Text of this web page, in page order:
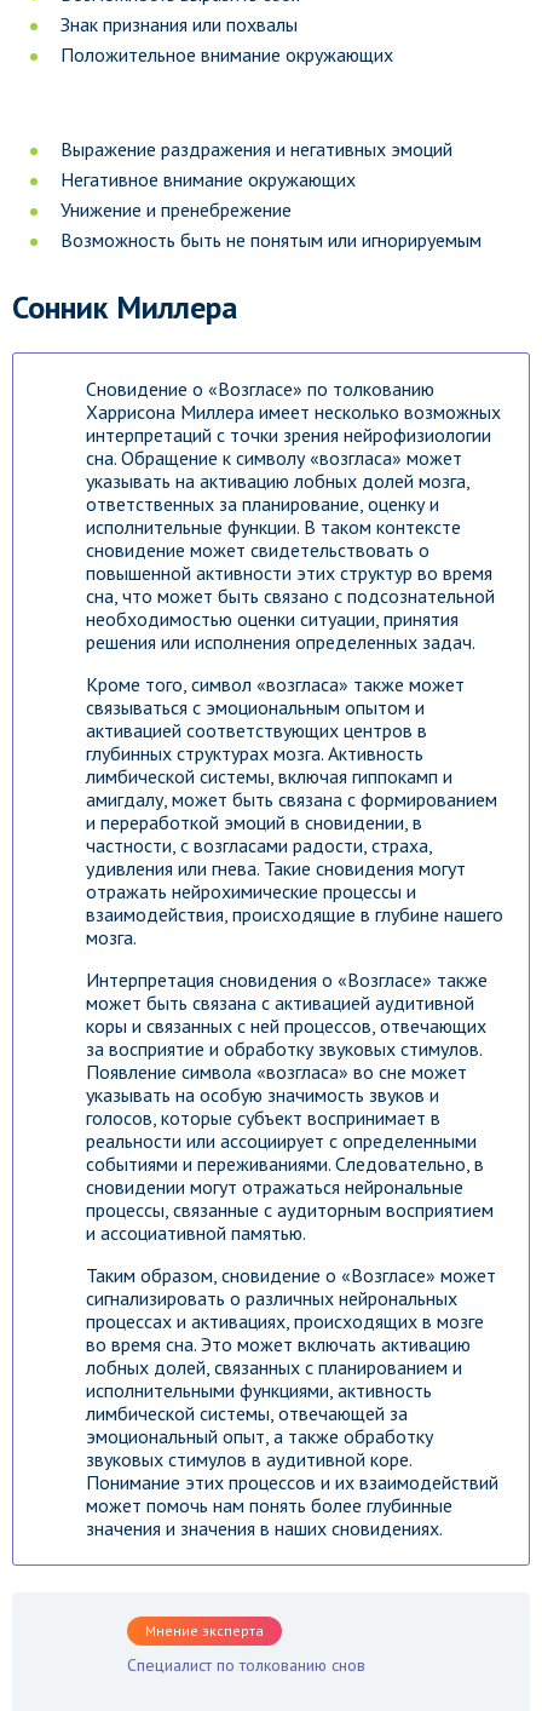
Знак признания или похвалы
Положительное внимание окружающих
Выражение раздражения и негативных эмоций
Негативное внимание окружающих
Унижение и пренебрежение
Возможность быть не понятым или игнорируемым
Сонник Миллера
Сновидение о «Возгласе» по толкованию
Харрисона Миллера имеет несколько возможных
интерпретаций с точки зрения нейрофизиологии
сна. Обращение к символу «возгласа» может
указывать на активацию лобных долей мозга,
ответственных за планирование, оценку и
исполнительные функции. В таком контексте
сновидение может свидетельствовать о
повышенной активности этих структур во время
сна, что может быть связано с подсознательной
необходимостью оценки ситуации, принятия
решения или исполнения определенных задач.
Кроме того, символ «возгласа» также может
связываться с эмоциональным опытом и
активацией соответствующих центров в
глубинных структурах мозга. Активность
лимбической системы, включая гиппокамп и
амигдалу, может быть связана с формированием
и переработкой эмоций в сновидении, в
частности, с возгласами радости, страха,
удивления или гнева. Такие сновидения могут
отражать нейрохимические процессы и
взаимодействия, происходящие в глубине нашего
мозга.
Интерпретация сновидения о «Возгласе» также
может быть связана с активацией аудитивной
коры и связанных с ней процессов, отвечающих
за восприятие и обработку звуковых стимулов.
Появление символа «возгласа» во сне может
указывать на особую значимость звуков и
голосов, которые субъект воспринимает в
реальности или ассоциирует с определенными
событиями и переживаниями. Следовательно, в
сновидении могут отражаться нейрональные
процессы, связанные с аудиторным восприятием
и ассоциативной памятью.
Таким образом, сновидение о «Возгласе» может
сигнализировать о различных нейрональных
процессах и активациях, происходящих в мозге
во время сна. Это может включать активацию
лобных долей, связанных с планированием и
исполнительными функциями, активность
лимбической системы, отвечающей за
эмоциональный опыт, а также обработку
звуковых стимулов в аудитивной коре.
Понимание этих процессов и их взаимодействий
может помочь нам понять более глубинные
значения и значения в наших сновидениях.
Мнение эксперта
Специалист по толкованию снов